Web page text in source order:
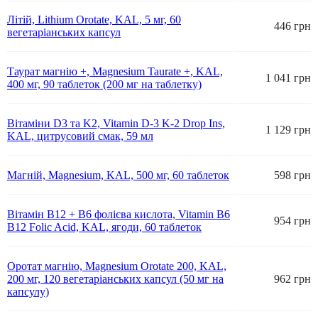
Літій, Lithium Orotate, KAL, 5 мг, 60
вегетаріанських капсул
446 грн
Таурат магнію +, Magnesium Taurate +, KAL,
400 мг, 90 таблеток (200 мг на таблетку)
1 041 грн
Вітаміни D3 та K2, Vitamin D-3 K-2 Drop Ins,
KAL, цитрусовий смак, 59 мл
1 129 грн
Магній, Magnesium, KAL, 500 мг, 60 таблеток 598 грн
Вітамін B12 + B6 фолієва кислота, Vitamin B6
B12 Folic Acid, KAL, ягоди, 60 таблеток
954 грн
Оротат магнію, Magnesium Orotate 200, KAL,
200 мг, 120 вегетаріанських капсул (50 мг на
капсулу)
962 грн